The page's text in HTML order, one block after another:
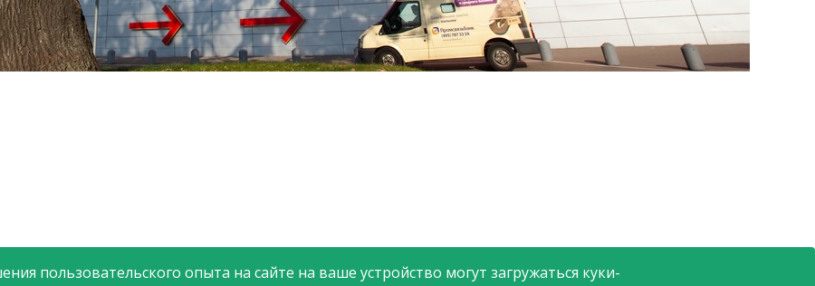
пользовательского опыта на сайте на ваше устройство могут загружаться куки-